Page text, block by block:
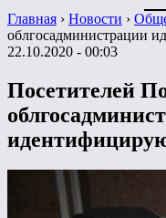
Главная › Новости ›
облгосадминистрации
22.10.2020 - 00:03
Посетителей